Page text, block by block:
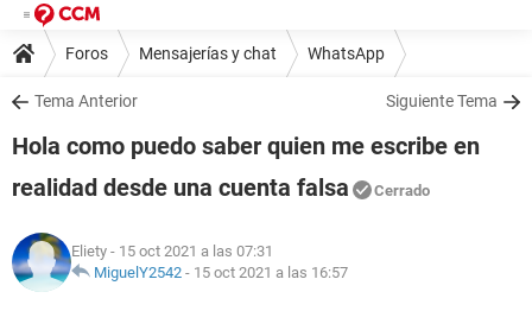
Foros Mensajerías y chat WhatsApp
Tema Anterior Siguiente Tema
Hola como puedo saber quien me escribe en
realidad desde una cuenta falsa
Cerrado
Eliety - 15 oct 2021 a las 07:31
MiguelY2542 - 15 oct 2021 a las 16:57